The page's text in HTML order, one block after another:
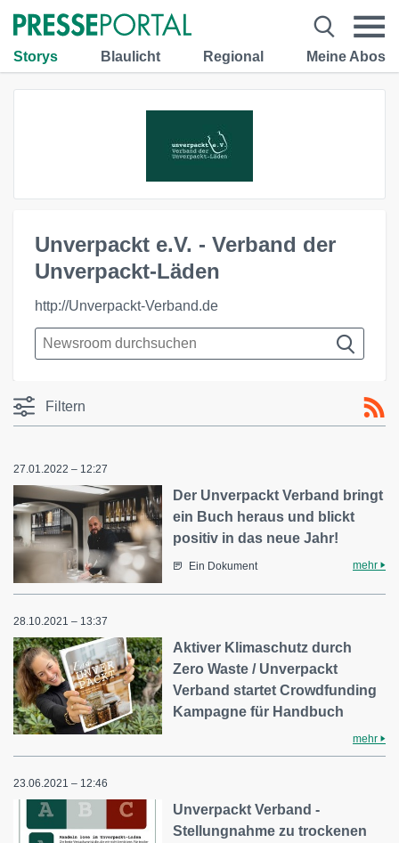
Storys Blaulicht Regional Meine Abos
Unverpackt e.V. - Verband der
Unverpackt-Läden
http://Unverpackt-Verband.de
Filtern
27.01.2022 – 12:27
Der Unverpackt Verband bringt
ein Buch heraus und blickt
positiv in das neue Jahr!
Ein Dokument mehr
28.10.2021 – 13:37
Aktiver Klimaschutz durch
Zero Waste / Unverpackt
Verband startet Crowdfunding
Kampagne für Handbuch
mehr
23.06.2021 – 12:46
Unverpackt Verband -
Stellungnahme zu trockenen